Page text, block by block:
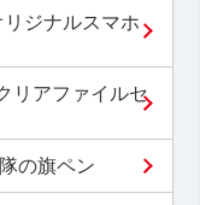
ジナルスマホ
リアファイルセ
の旗ペン